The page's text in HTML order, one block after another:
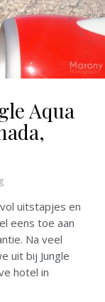
Aqua
uitstapjes en
eens toe aan
Na veel
uit bij Jungle
hotel in